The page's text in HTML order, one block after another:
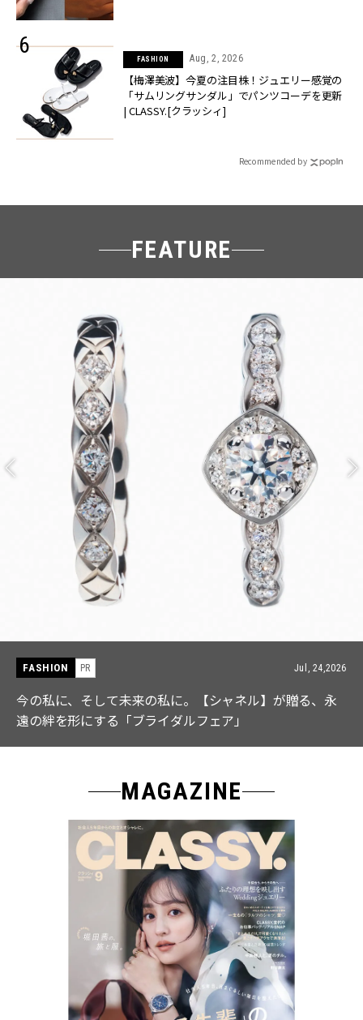
FASHION Aug, 2, 2026
【梅澤美波】今夏の注目株！ジュエリー感覚の
「サムリングサンダル」でパンツコーデを更新
| CLASSY.[クラッシィ]
Recommended by
FEATURE
FASHION PR Jul, 15,2026
【ICB】人気インフルエンサーと共同制作! 週5で着たく
なる「名品ブラウス」２選
MAGAZINE